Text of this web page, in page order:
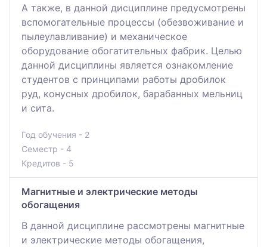
А также, в данной дисциплине предусмотрены
вспомогательные процессы (обезвоживание и
пылеулавливание) и механическое
оборудование обогатительных фабрик. Целью
данной дисциплины является ознакомление
студентов с принципами работы дробилок
руд, конусных дробилок, барабанных мельниц
и сита.
Год обучения - 2
Семестр - 4
Кредитов - 5
Магнитные и электрические методы
обогащения
В данной дисциплине рассмотрены магнитные
и электрические методы обогащения,